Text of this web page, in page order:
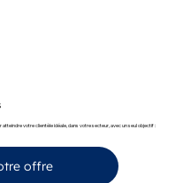
votre clientèle idéale, dans votre secteur, avec un seul objectif :
offre